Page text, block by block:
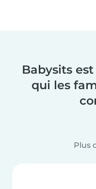
Babysits
qui les
Plus